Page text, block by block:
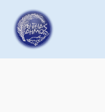
main
content